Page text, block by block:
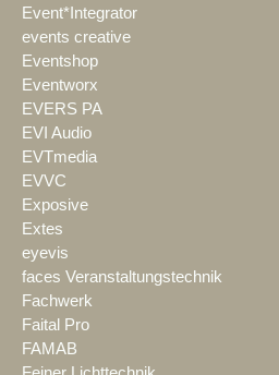
Event*Integrator
events creative
Eventshop
Eventworx
EVERS PA
EVI Audio
EVTmedia
EVVC
Exposive
Extes
eyevis
faces Veranstaltungstechnik
Fachwerk
Faital Pro
FAMAB